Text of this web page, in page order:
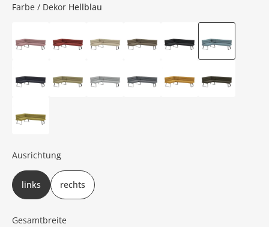
Farbe / Dekor Hellblau
Ausrichtung
links rechts
Gesamtbreite